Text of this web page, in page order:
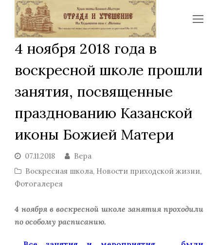
4 ноября 2018 года в
воскресной школе прошли
занятия, посвященные
празднованию Казанской
иконы Божией Матери
07.11.2018
Вера
Воскресная школа, Новости приходской жизни,
Фотогалерея
4 ноября в воскресной школе занятия проходили
по особому расписанию.